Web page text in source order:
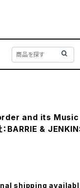
and its Music
：BARRIE &
shipping